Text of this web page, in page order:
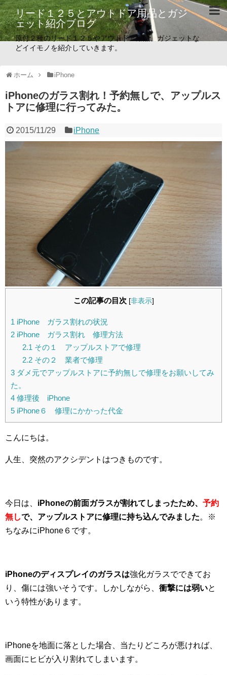
リード１２５とアウトドア用品とガジ
ェット紹介ブログ
原付２種のリード１２５やアウトドア用品、ガジェットな
どイイモノを紹介していきます。
ホーム iPhone
iPhoneのガラス割れ！予約無しで、アップルス
トアに修理に行ってみた。
2015/11/29 iPhone
この記事の目次 [非表示]
1 iPhone ガラス割れの状況
2 iPhone ガラス割れ 修理方法
2.1 その１ アップルストアで修理
2.2その２ 業者で修理
3 ダメ元でアップルストアに予約無しで修理をお願いしてみ
た。
4 修理後 iPhone
5 iPhone６ 修理にかかった代金
こんにちは。
人生、突然のアクシデントはつきものです。
今日は、 iPhoneの前面ガラスが割れてしまったため、 予約
無しで、アップルストアに修理に持ち込んでみました。※
ちなみにiPhone６です。
iPhoneのディスプレイのガラスは強化ガラスでできてお
り、傷には強いそうです。しかしながら、 衝撃には弱いと
いう特性があります。
iPhoneを地面に落とした場合、当たりどころが悪ければ、
画面にヒビが入り割れてしまいます。